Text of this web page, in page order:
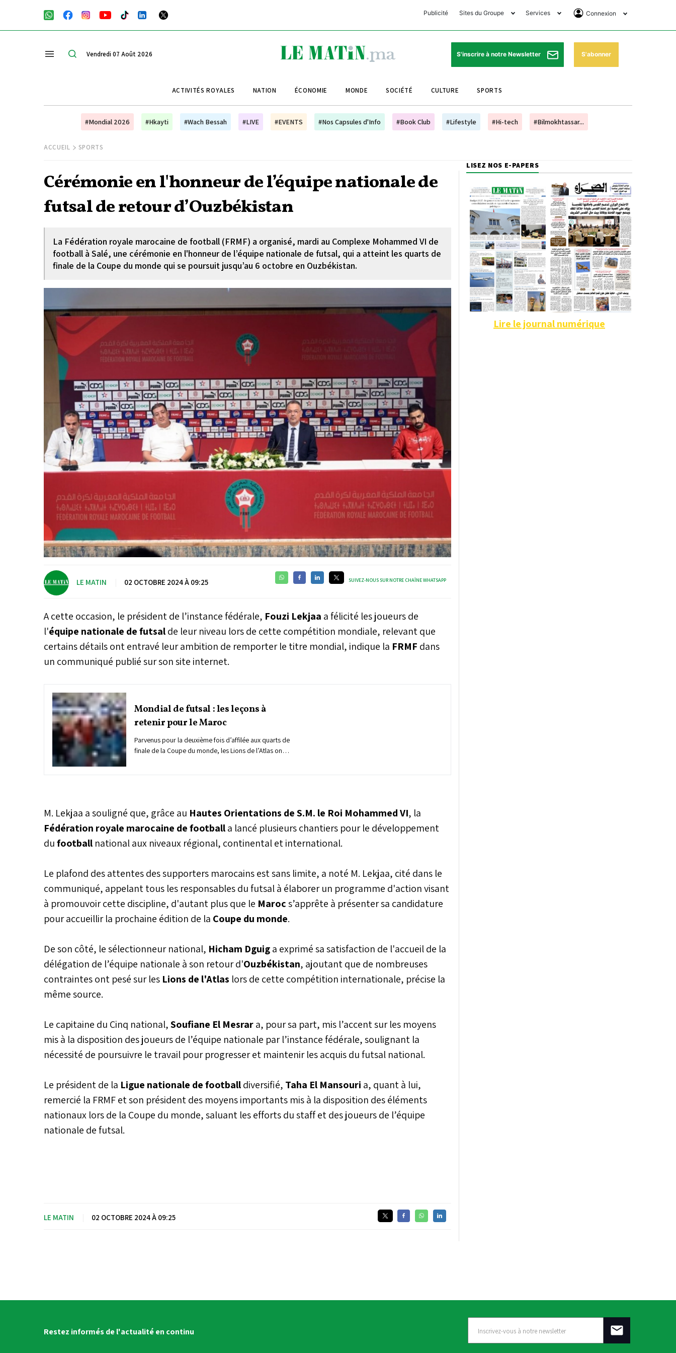
Publicité Sites du Groupe
Club Avantages
Le Matin Sports
Le Matin Store
Le Matin Annonces
Morocco Today Forum
Bookclub
Services
Horaires de prières
Pharmacies de garde
Programme TV
Cinéma
Connexion
Se Connecter
Abonnement
Vendredi 07 Août 2026 S'inscrire à notre Newsletter S'abonner
ACTIVITÉS ROYALES NATION ÉCONOMIE MONDE SOCIÉTÉ CULTURE SPORTS
#Mondial 2026 #Hkayti #Wach Bessah #LIVE #EVENTS #Nos Capsules d'Info #Book Club #Lifestyle #Hi-tech #Bilmokhtassar...
ACCUEIL SPORTS
Cérémonie en l'honneur de l’équipe nationale de
futsal de retour d’Ouzbékistan
La Fédération royale marocaine de football (FRMF) a organisé, mardi au Complexe Mohammed VI de
football à Salé, une cérémonie en l'honneur de l’équipe nationale de futsal, qui a atteint les quarts de
finale de la Coupe du monde qui se poursuit jusqu’au 6 octobre en Ouzbékistan.
LE MATIN 02 OCTOBRE 2024 À 09:25 SUIVEZ-NOUS SUR NOTRE CHAÎNE WHATSAPP
A cette occasion, le président de l’instance fédérale, Fouzi Lekjaa a félicité les joueurs de
l'équipe nationale de futsalde leur niveau lors de cette compétition mondiale, relevant que
certains détails ont entravé leur ambition de remporter le titre mondial, indique la FRMF dans
un communiqué publié sur son site internet.
Mondial de futsal : les leçons à
retenir pour le Maroc
Parvenus pour la deuxième fois d’affilée aux quarts de
finale de la Coupe du monde, les Lions de l’Atlas ont
de niveau dont cette discipline souffre au Maroc.
M. Lekjaa a souligné que, grâce au Hautes Orientations de S.M. le Roi Mohammed VI, la
Fédération royale marocaine de footballa lancé plusieurs chantiers pour le développement
dufootball national aux niveaux régional, continental et international.
Le plafond des attentes des supporters marocains est sans limite, a noté M. Lekjaa, cité dans le
communiqué, appelant tous les responsables du futsal à élaborer un programme d'action visant
à promouvoir cette discipline, d'autant plus que le Marocs’apprête à présenter sa candidature
pour accueillir la prochaine édition de la Coupe du monde.
De son côté, le sélectionneur national, Hicham Dguiga exprimé sa satisfaction de l'accueil de la
délégation de l’équipe nationale à son retour d'Ouzbékistan, ajoutant que de nombreuses
contraintes ont pesé sur les Lions de l'Atlas lors de cette compétition internationale, précise la
même source.
Le capitaine du Cinq national,Soufiane El Mesrara, pour sa part, mis l’accent sur les moyens
mis à la disposition des joueurs de l’équipe nationale par l’instance fédérale, soulignant la
nécessité de poursuivre le travail pour progresser et maintenir les acquis du futsal national.
Le président de la Ligue nationale de footballdiversifié, Taha El Mansouri a, quant à lui,
remercié la FRMF et son président des moyens importants mis à la disposition des éléments
nationaux lors de la Coupe du monde, saluant les efforts du staff et des joueurs de l’équipe
nationale de futsal.
LE MATIN 02 OCTOBRE 2024 À 09:25
LISEZ NOS E-PAPERS
Lire le journal numérique
Restez informés de l'actualité en continu